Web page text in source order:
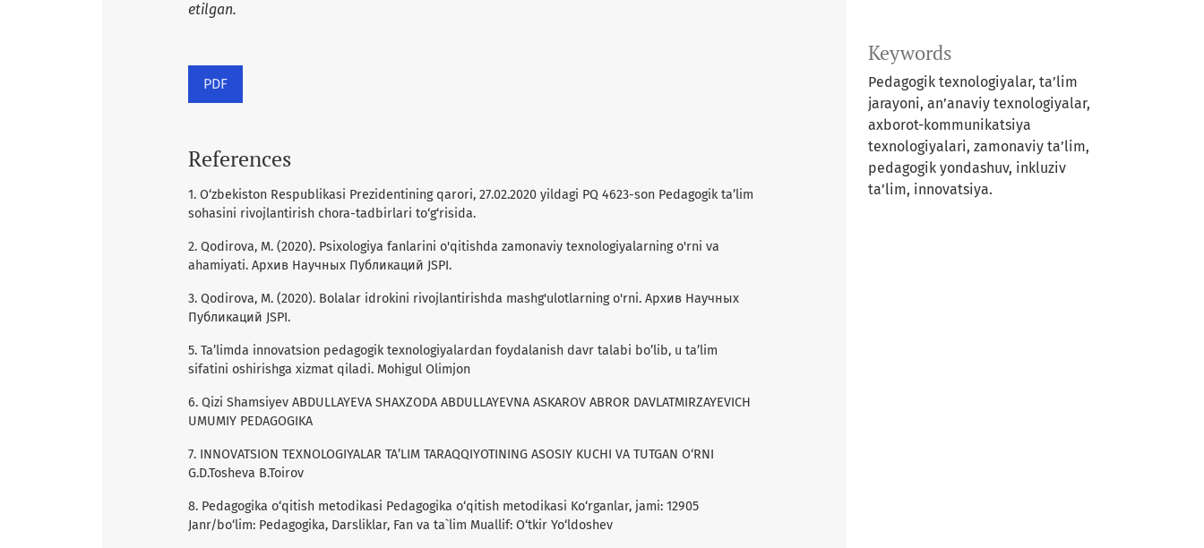
Keywords
Pedagogik texnologiyalar, ta’lim
jarayoni, an’anaviy texnologiyalar,
axborot-kommunikatsiya
texnologiyalari, zamonaviy ta’lim,
pedagogik yondashuv, inkluziv
ta’lim, innovatsiya.
etilgan.
PDF
References
1. O‘zbekiston Respublikasi Prezidentining qarori, 27.02.2020 yildagi PQ 4623-son Pedagogik ta’lim
sohasini rivojlantirish chora-tadbirlari to‘g‘risida.
2. Qodirova, M. (2020). Psixologiya fanlarini o'qitishda zamonaviy texnologiyalarning o'rni va
ahamiyati. Архив Научных Публикаций JSPI.
3. Qodirova, M. (2020). Bolalar idrokini rivojlantirishda mashg'ulotlarning o'rni. Архив Научных
Публикаций JSPI.
5. Ta’limda innovatsion pedagogik texnologiyalardan foydalanish davr talabi bo’lib, u ta’lim
sifatini oshirishga xizmat qiladi. Mohigul Olimjon
6. Qizi Shamsiyev ABDULLAYEVA SHAXZODA ABDULLAYEVNA ASKAROV ABROR DAVLATMIRZAYEVICH
UMUMIY PEDAGOGIKA
7. INNOVATSION TEXNOLOGIYALAR TA’LIM TARAQQIYOTINING ASOSIY KUCHI VA TUTGAN O‘RNI
G.D.Tosheva B.Toirov
8. Pedagogika o‘qitish metodikasi Pedagogika o‘qitish metodikasi Ko‘rganlar, jami: 12905
Janr/bo‘lim: Pedagogika, Darsliklar, Fan va ta`lim Muallif: O‘tkir Yo‘ldoshev